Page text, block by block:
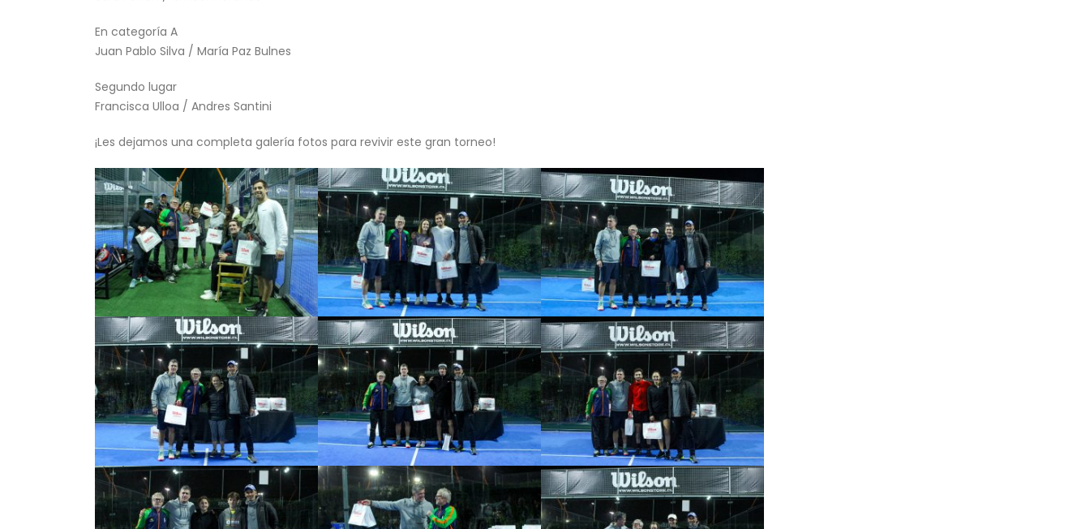
En categoría A
Juan Pablo Silva / María Paz Bulnes
Segundo lugar
Francisca Ulloa / Andres Santini
¡Les dejamos una completa galería fotos para revivir este gran torneo!